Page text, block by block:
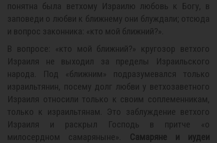
понятна была ветхому Израилю любовь к Богу, в
заповеди о любви к ближнему они блуждали; отсюда
и вопрос законника: «кто мой ближний?».
В вопросе: «кто мой ближний?» кругозор ветхого
Израиля не выходил за пределы Израильского
народа. Под «ближним» подразумевался только
израильтянин, посему долг любви у ветхозаветного
Израиля относили только к своим соплеменникам,
только к израильтянам. Это заблуждение ветхого
Израиля и раскрыл Господь в притче «о
милосердном самаряныне». Самаряне и иудеи